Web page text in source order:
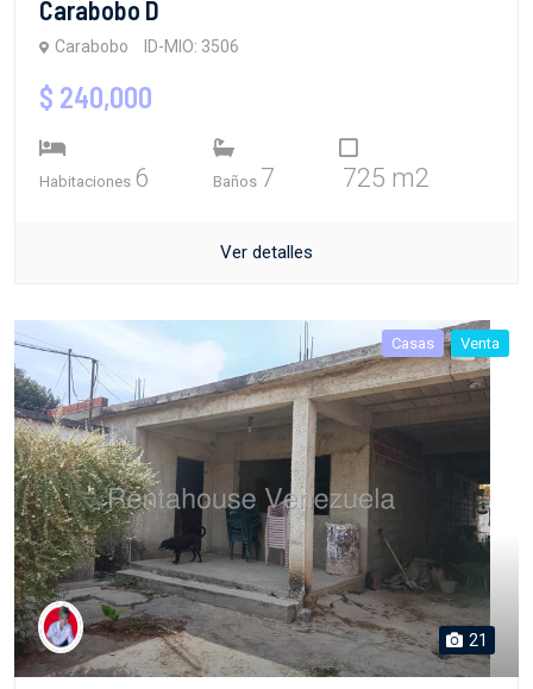
Carabobo D
Carabobo ID-MIO: 3506
$ 240,000
Habitaciones 6 Baños 7 725 m2
Ver detalles
Casas Venta
21